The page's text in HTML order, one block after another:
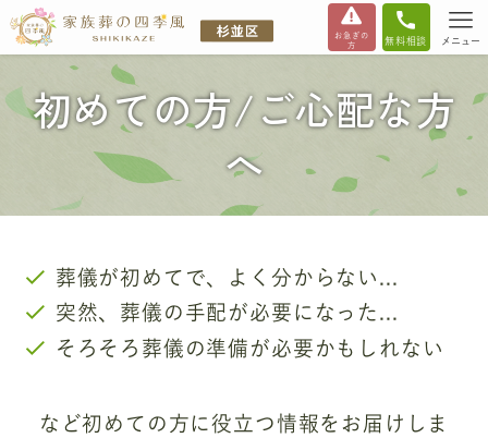
お急ぎの
方
無料相談 メニュー
初めての方/ご心配な方
へ
葬儀が初めてで、よく分からない...
突然、葬儀の手配が必要になった...
そろそろ葬儀の準備が必要かもしれない
など初めての方に役立つ情報をお届けしま